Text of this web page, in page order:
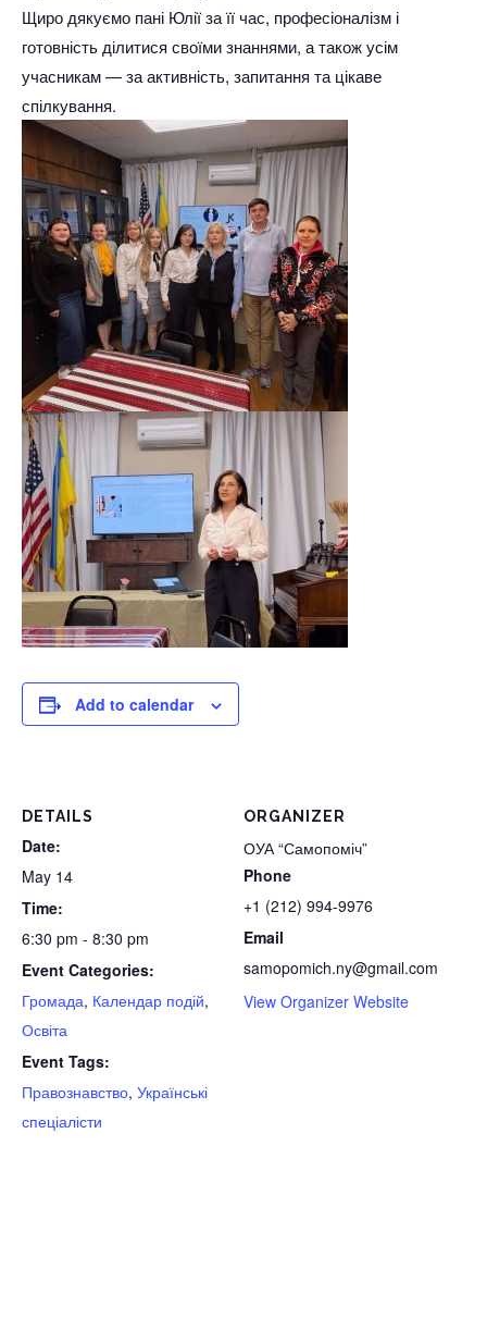
Щиро дякуємо пані Юлії за її час, професіоналізм і
готовність ділитися своїми знаннями, а також усім
учасникам — за активність, запитання та цікаве
спілкування.
Add to calendar
DETAILS
Date:
May 14
Time:
6:30 pm - 8:30 pm
Event Categories:
Громада, Календар подій,
Освіта
Event Tags:
Правознавство, Українські
спеціалісти
ORGANIZER
ОУА “Самопоміч”
Phone
+1 (212) 994-9976
Email
samopomich.ny@gmail.com
View Organizer Website